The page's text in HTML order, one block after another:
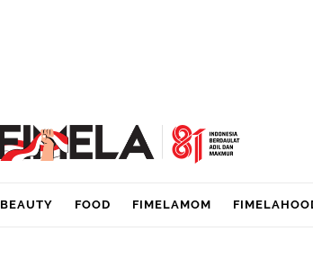
BEAUTY FOOD FIMELAMOM